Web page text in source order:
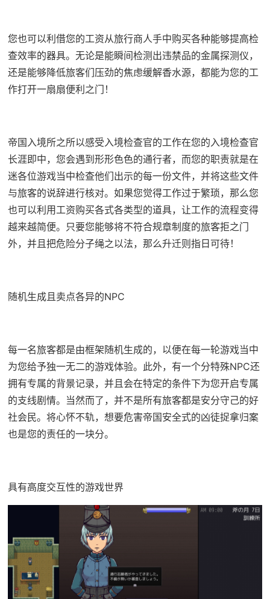
您也可以利借您的工资从旅行商人手中购买各种能够提高检
查效率的器具。无论是能瞬间检测出违禁品的金属探测仪，
还是能够降低旅客们压劲的焦虑缓解香水源，都能为您的工
作打开一扇扇便利之门！
帝国入境所之所以感受入境检查官的工作在您的入境检查官
长涯即中，您会遇到形形色色的通行者，而您的职责就是在
迷各位游戏当中检查他们出示的每一份文件，并将这些文件
与旅客的说辞进行核对。如果您觉得工作过于繁琐，那么您
也可以利用工资购买各式各类型的道具，让工作的流程变得
越来越简便。只要您能够将不符合规章制度的旅客拒之门
外，并且把危险分子绳之以法，那么升迁则指日可待！
随机生成且卖点各异的NPC
每一名旅客都是由框架随机生成的，以便在每一轮游戏当中
为您给予独一无二的游戏体验。此外，有一个分特殊NPC还
拥有专属的背景记录，并且会在特定的条件下为您开启专属
的支线剧情。当然而了，并不是所有旅客都是安分守己的好
社会民。将心怀不轨，想要危害帝国安全式的凶徒捉拿归案
也是您的责任的一块分。
具有高度交互性的游戏世界